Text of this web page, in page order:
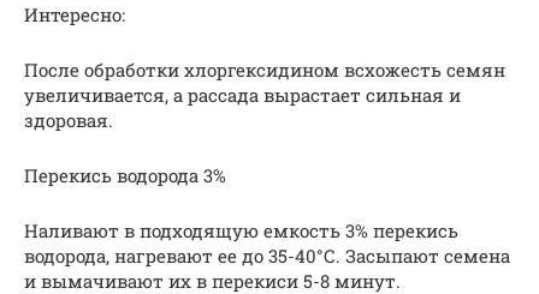
Интересно:
После обработки хлоргексидином всхожесть семян
увеличивается, а рассада вырастает сильная и
здоровая.
Перекись водорода 3%
Наливают в подходящую емкость 3% перекись
водорода, нагревают ее до 35-40°С. Засыпают семена
и вымачивают их в перекиси 5-8 минут.